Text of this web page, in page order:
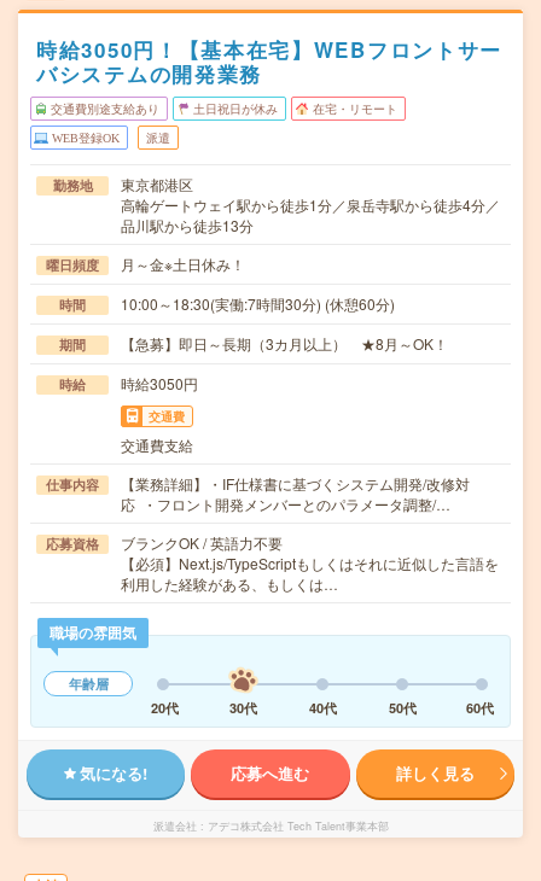
時給3050円！【基本在宅】WEBフロントサー
バシステムの開発業務
交通費別途支給あり 土日祝日が休み 在宅・リモート
WEB登録OK 派遣
勤務地
東京都港区
高輪ゲートウェイ駅から徒歩1分／泉岳寺駅から徒歩4分／
品川駅から徒歩13分
曜日頻度 月～金※土日休み！
時間 10:00～18:30(実働:7時間30分) (休憩60分)
期間 【急募】即日～長期（3カ月以上） ★8月～OK！
時給 時給3050円
交通費
交通費支給
仕事内容
【業務詳細】・IF仕様書に基づくシステム開発/改修対
応 ・フロント開発メンバーとのパラメータ調整/…
応募資格
ブランクOK / 英語力不要
【必須】Next.js/TypeScriptもしくはそれに近似した言語を
利用した経験がある、もしくは…
職場の雰囲気
年齢層
20代
30代 40代 50代 60代
気になる! 応募へ進む 詳しく見る
派遣会社 アデコ株式会社 Tech Talent事業本部